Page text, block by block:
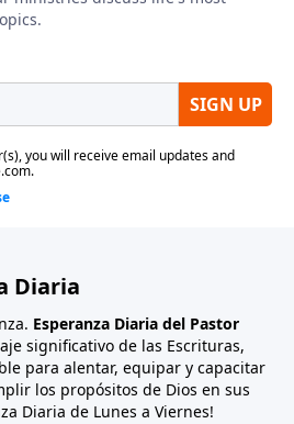
Diaria
Esperanza Diaria del Pastor
significativo de las Escrituras,
para alentar, equipar y capacitar
los propósitos de Dios en sus
Diaria de Lunes a Viernes!